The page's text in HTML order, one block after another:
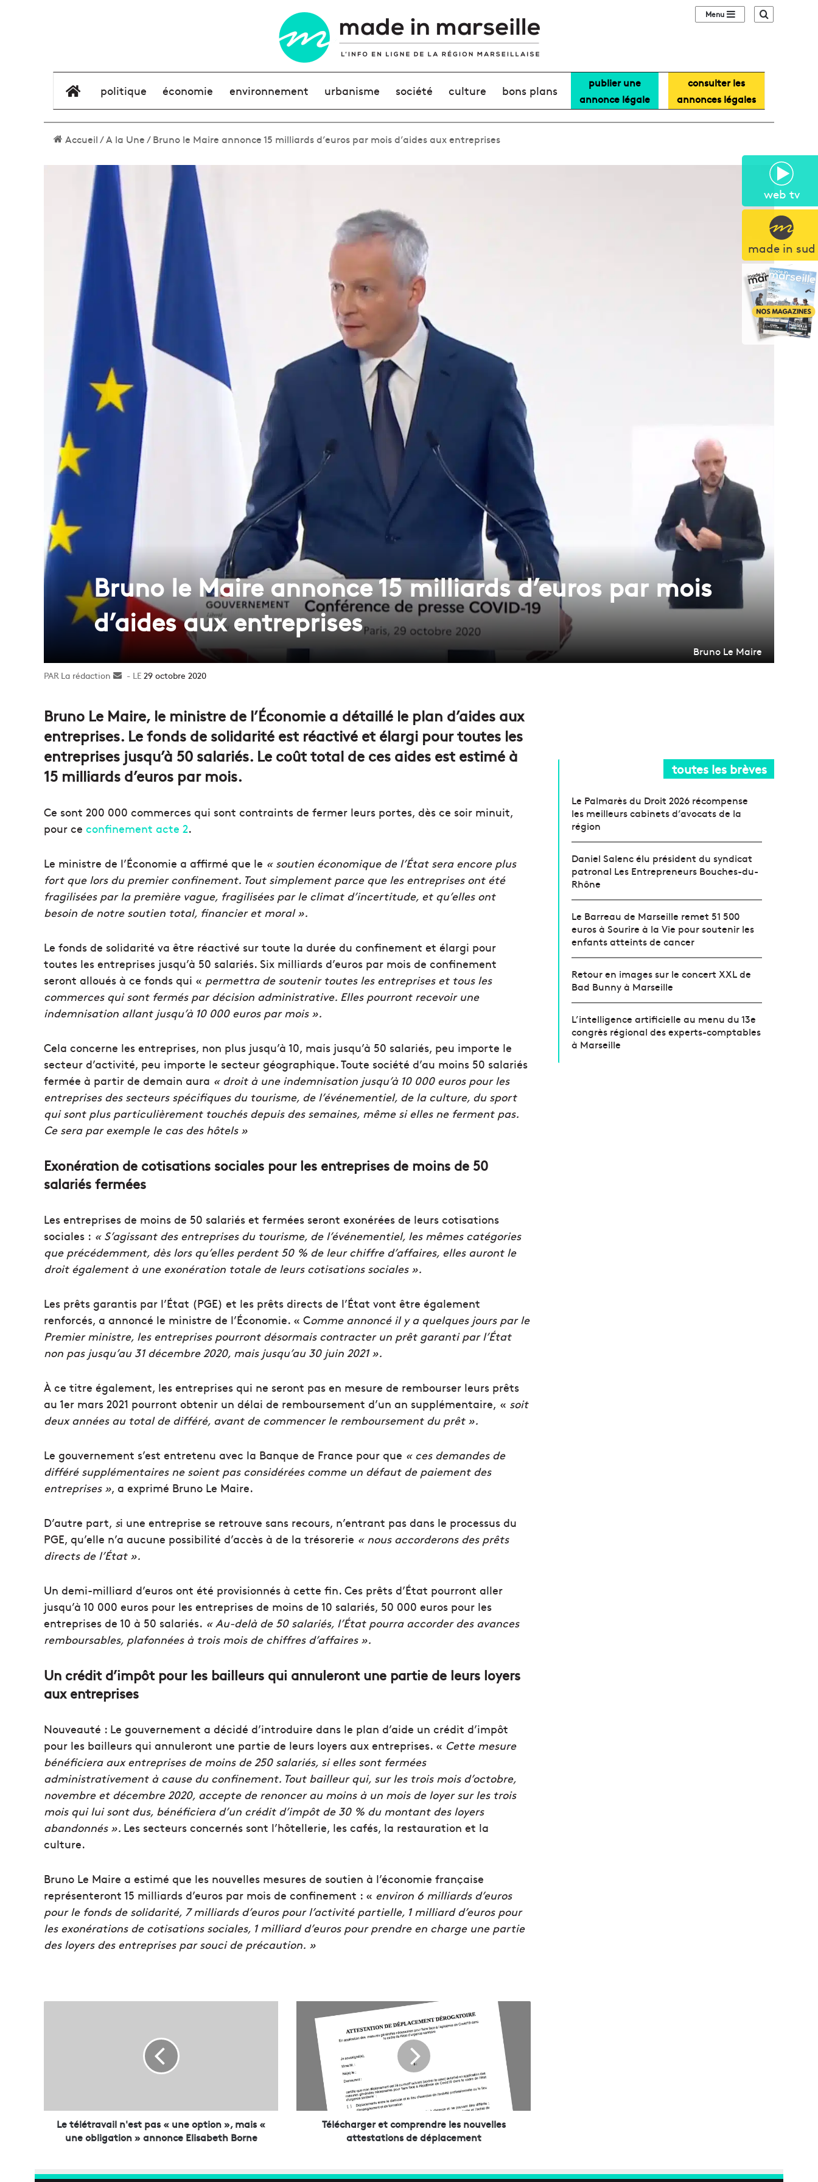
web tv
made in sud
Sidebar (barre
élément de menu
politique économie environnement urbanisme société culture bons plans
publier une
annonce légale
consulter les
annonces légales
Accueil/A la Une/Bruno le Maire annonce 15 milliards d’euros par mois d’aides aux entreprises
Bruno le Maire annonce 15 milliards d’euros par mois
d’aides aux entreprises
Bruno Le Maire
La rédaction
Envoyer29 octobre 2020
Bruno Le Maire, le ministre de l’Économie a détaillé le plan d’aides aux
entreprises. Le fonds de solidarité est réactivé et élargi pour toutes les
entreprises jusqu’à 50 salariés. Le coût total de ces aides est estimé à
15 milliards d’euros par mois.
Ce sont 200 000 commerces qui sont contraints de fermer leurs portes, dès ce soir minuit,
pour ce confinement acte 2.
Le ministre de l’Économie a affirmé que le « soutien économique de l’État sera encore plus
fort que lors du premier confinement. Tout simplement parce que les entreprises ont été
fragilisées par la première vague, fragilisées par le climat d’incertitude, et qu’elles ont
besoin de notre soutien total, financier et moral ».
Le fonds de solidarité va être réactivé sur toute la durée du confinement et élargi pour
toutes les entreprises jusqu’à 50 salariés. Six milliards d’euros par mois de confinement
seront alloués à ce fonds qui « permettra de soutenir toutes les entreprises et tous les
commerces qui sont fermés par décision administrative. Elles pourront recevoir une
indemnisation allant jusqu’à 10 000 euros par mois ».
Cela concerne les entreprises, non plus jusqu’à 10, mais jusqu’à 50 salariés, peu importe le
secteur d’activité, peu importe le secteur géographique. Toute société d’au moins 50 salariés
fermée à partir de demain aura « droit à une indemnisation jusqu’à 10 000 euros pour les
entreprises des secteurs spécifiques du tourisme, de l’événementiel, de la culture, du sport
qui sont plus particulièrement touchés depuis des semaines, même si elles ne ferment pas.
Ce sera par exemple le cas des hôtels »
Exonération de cotisations sociales pour les entreprises de moins de 50
salariés fermées
Les entreprises de moins de 50 salariés et fermées seront exonérées de leurs cotisations
sociales : « S’agissant des entreprises du tourisme, de l’événementiel, les mêmes catégories
que précédemment, dès lors qu’elles perdent 50 % de leur chiffre d’affaires, elles auront le
droit également à une exonération totale de leurs cotisations sociales ».
Les prêts garantis par l’État (PGE) et les prêts directs de l’État vont être également
renforcés, a annoncé le ministre de l’Économie. « Comme annoncé il y a quelques jours par le
Premier ministre, les entreprises pourront désormais contracter un prêt garanti par l’État
non pas jusqu’au 31 décembre 2020, mais jusqu’au 30 juin 2021 ».
À ce titre également, les entreprises qui ne seront pas en mesure de rembourser leurs prêts
au 1er mars 2021 pourront obtenir un délai de remboursement d’un an supplémentaire, « soit
deux années au total de différé, avant de commencer le remboursement du prêt ».
Le gouvernement s’est entretenu avec la Banque de France pour que « ces demandes de
différé supplémentaires ne soient pas considérées comme un défaut de paiement des
entreprises », a exprimé Bruno Le Maire.
D’autre part, si une entreprise se retrouve sans recours, n’entrant pas dans le processus du
PGE, qu’elle n’a aucune possibilité d’accès à de la trésorerie « nous accorderons des prêts
directs de l’État ».
Un demi-milliard d’euros ont été provisionnés à cette fin. Ces prêts d’État pourront aller
jusqu’à 10 000 euros pour les entreprises de moins de 10 salariés, 50 000 euros pour les
entreprises de 10 à 50 salariés. « Au-delà de 50 salariés, l’État pourra accorder des avances
remboursables, plafonnées à trois mois de chiffres d’affaires ».
Un crédit d’impôt pour les bailleurs qui annuleront une partie de leurs loyers
aux entreprises
Nouveauté : Le gouvernement a décidé d’introduire dans le plan d’aide un crédit d’impôt
pour les bailleurs qui annuleront une partie de leurs loyers aux entreprises. « Cette mesure
bénéficiera aux entreprises de moins de 250 salariés, si elles sont fermées
administrativement à cause du confinement. Tout bailleur qui, sur les trois mois d’octobre,
novembre et décembre 2020, accepte de renoncer au moins à un mois de loyer sur les trois
mois qui lui sont dus, bénéficiera d’un crédit d’impôt de 30 % du montant des loyers
abandonnés ». Les secteurs concernés sont l’hôtellerie, les cafés, la restauration et la
culture.
Bruno Le Maire a estimé que les nouvelles mesures de soutien à l’économie française
représenteront 15 milliards d’euros par mois de confinement : « environ 6 milliards d’euros
pour le fonds de solidarité, 7 milliards d’euros pour l’activité partielle, 1 milliard d’euros pour
les exonérations de cotisations sociales, 1 milliard d’euros pour prendre en charge une partie
des loyers des entreprises par souci de précaution. »
a
n
Le télétravail n'est pas « une option », mais «
une obligation » annonce Elisabeth Borne
g
c
Télécharger et comprendre les nouvelles
attestations de déplacement
toutes les brèves
Le Palmarès du Droit 2026 récompense
les meilleurs cabinets d’avocats de la
région
Daniel Salenc élu président du syndicat
patronal Les Entrepreneurs Bouches-du-
Rhône
Le Barreau de Marseille remet 51 500
euros à Sourire à la Vie pour soutenir les
enfants atteints de cancer
Retour en images sur le concert XXL de
Bad Bunny à Marseille
L’intelligence artificielle au menu du 13e
congrès régional des experts-comptables
à Marseille